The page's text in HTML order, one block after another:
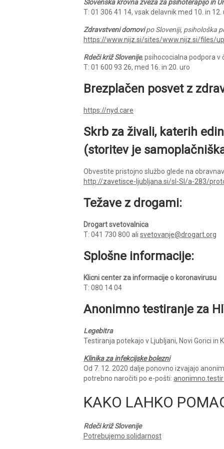
Slovenska krovna zveza za psihoterapijo in
T: 01 306 41 14, vsak delavnik med 10. in 12.
Zdravstveni domovipo Sloveniji, psihološka
https://www.nijz.si/sites/www.nijz.si/files/
Rdeči križ Slovenije, psihococialna podpora v
T: 01 600 93 26, med 16. in 20. uro
Brezplačen posvet z
https://nyd.care
Skrb za živali, katerih
(storitev je
Obvestite pristojno službo glede na
http://zavetisce-ljubljana.si/sl-SI/a-283/
Težave z drogami:
Drogart svetovalnica
T: 041 730 800 ali svetovanje@drogart.org
Splošne informacije:
Klicni center za informacije o koronavirusu
T: 080 14 04
Anonimno testiranje za
Legebitra
Testiranja potekajo v Ljubljani, Novi Gorici
Klinika za infekcijske bolezni
Od 7. 12. 2020 dalje ponovno izvajajo
potrebno naročiti po e-pošti:
KAKO LAHKO
Rdeči križ Slovenije
Potrebujemo solidarnost